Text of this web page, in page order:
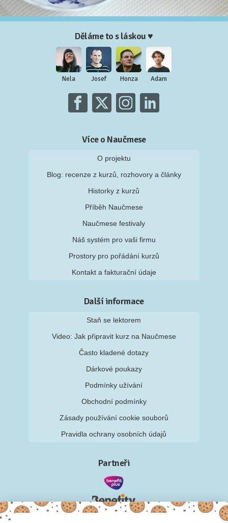
Děláme to s láskou ♥
Nela Josef Honza Adam
Více o Naučmese
O projektu
Blog: recenze z kurzů, rozhovory a články
Historky z kurzů
Příběh Naučmese
Naučmese festivaly
Náš systém pro vaši firmu
Prostory pro pořádání kurzů
Kontakt a fakturační údaje
Další informace
Staň se lektorem
Video: Jak připravit kurz na Naučmese
Často kladené dotazy
Dárkové poukazy
Podmínky užívání
Obchodní podmínky
Zásady používání cookie souborů
Pravidla ochrany osobních údajů
Partneři